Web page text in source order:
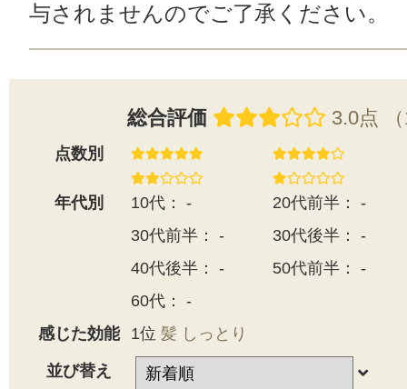
与されませんのでご了承ください。
総合評価 3.0点
点数別
年代別 10代： -
20代前半： -
30代前半： -
30代後半： -
40代後半： -
50代前半： -
60代： -
感じた効能
1位 髪 しっとり
並び替え